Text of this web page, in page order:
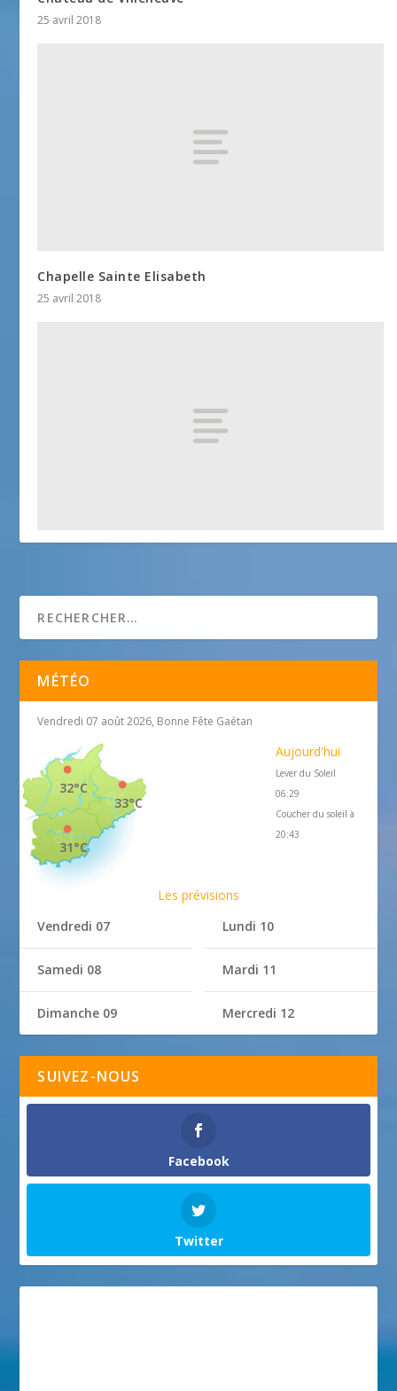
25 avril 2018
Chapelle Sainte Elisabeth
25 avril 2018
MÉTÉO
Vendredi 07 août 2026, Bonne Fête Gaétan
33°C
32°C
31°C
Aujourd'hui
Lever du Soleil
06:29
Coucher du soleil à
20:43
Les prévisions
Vendredi 07
Samedi 08
Dimanche 09
Lundi 10
Mardi 11
Mercredi 12
SUIVEZ-NOUS
Facebook
Twitter